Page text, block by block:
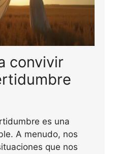
convivir
es una
A menudo, nos
que nos